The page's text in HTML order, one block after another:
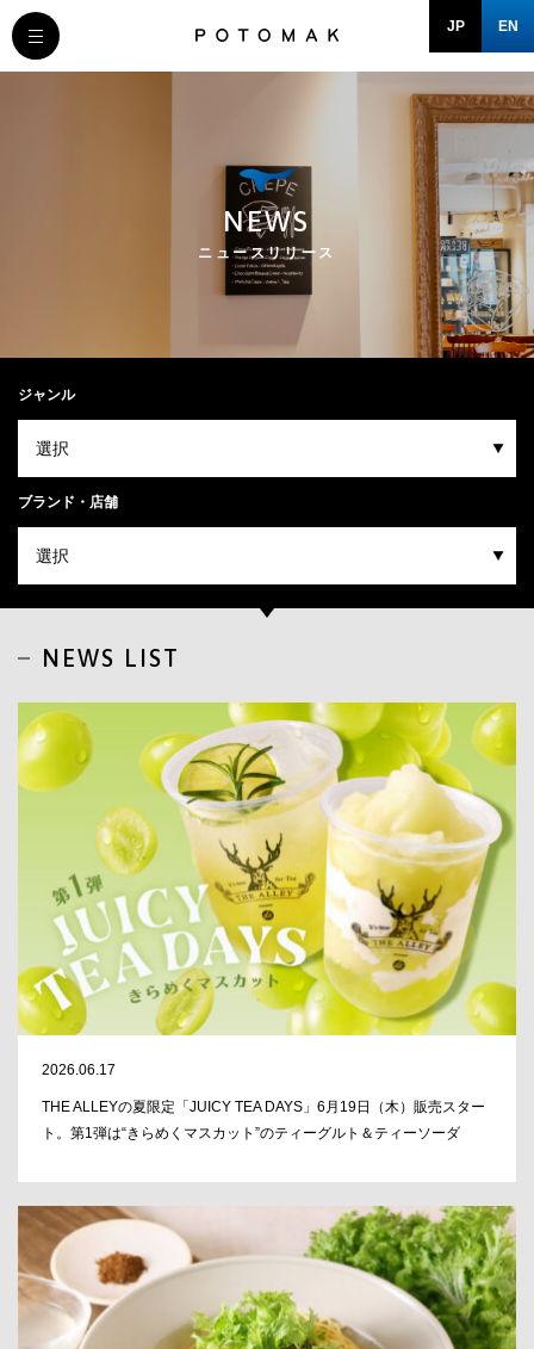
JP EN
MESSAGE
BRAND/SHOP
DOMAIN
NEWS
ニュースリリース
ジャンル
ブランド・店舗
NEWS LIST
2026.06.17
THE ALLEYの夏限定「JUICY TEA DAYS」6月19日（木）販売スター
ト。第1弾は“きらめくマスカット”のティーグルト＆ティーソーダ